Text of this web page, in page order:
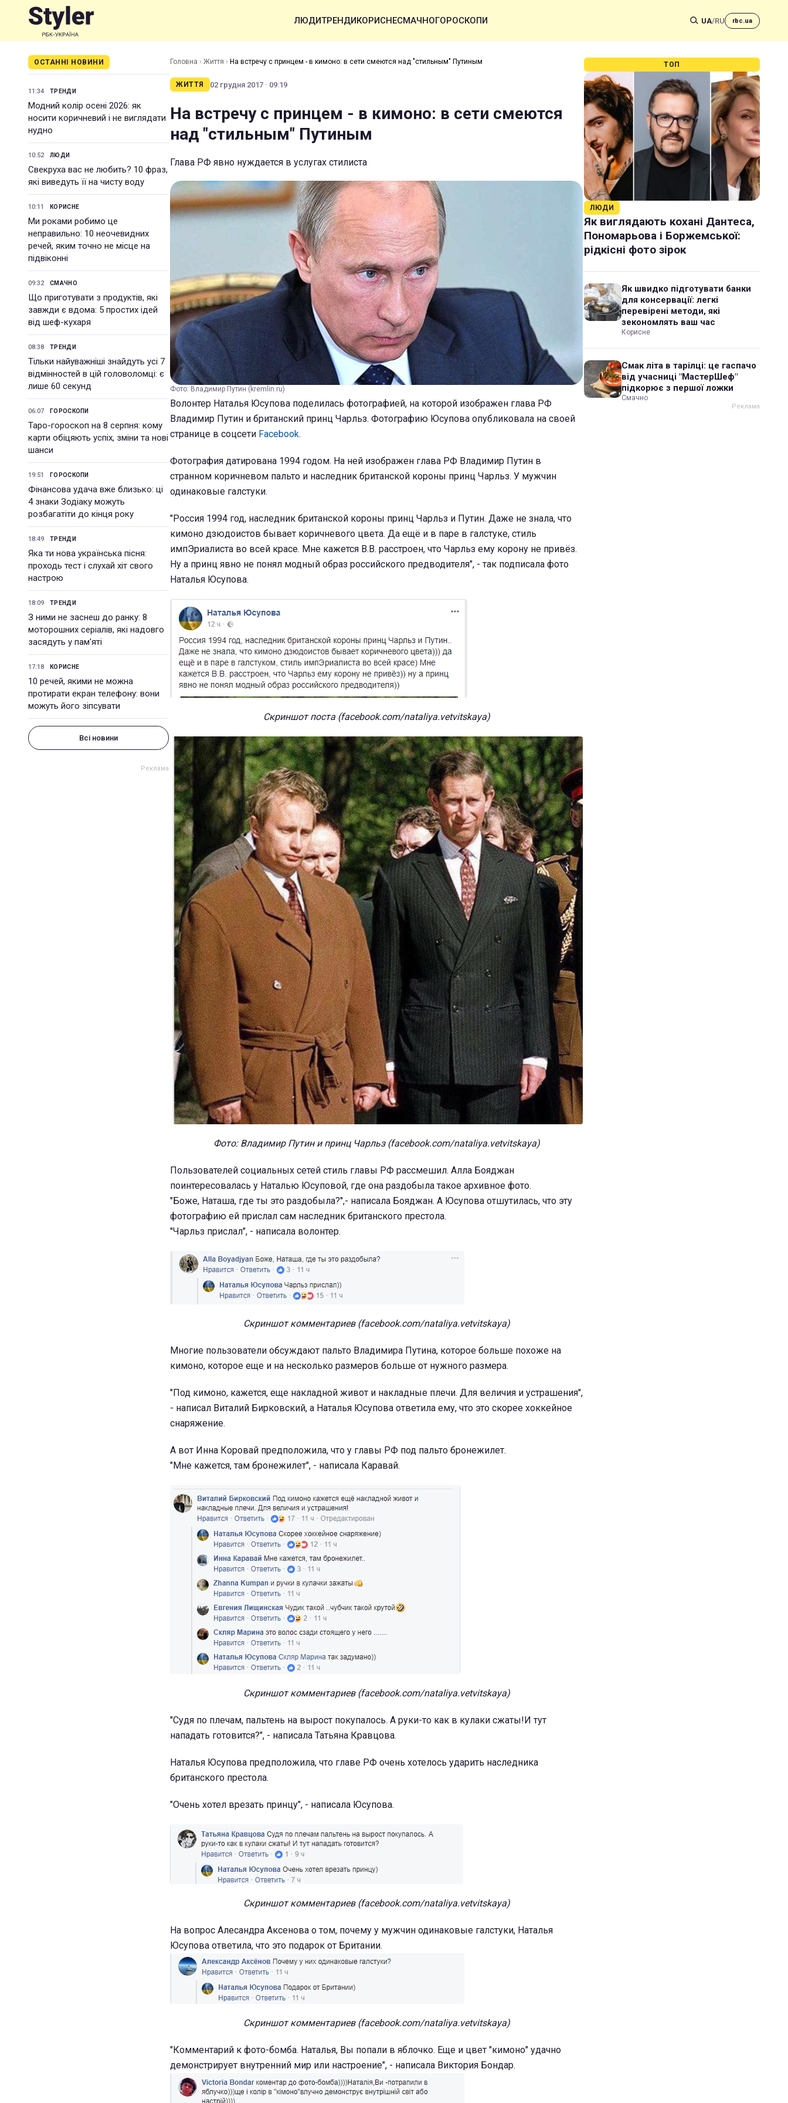
ЛЮДИТРЕНДИКОРИСНЕСМАЧНОГОРОСКОПИ UA/RU rbc.ua
ОСТАННІ НОВИНИ
11:34 ТРЕНДИ
Модний колір осені 2026: як
носити коричневий і не виглядати
нудно
10:52 ЛЮДИ
Свекруха вас не любить? 10 фраз,
які виведуть її на чисту воду
10:11 КОРИСНЕ
Ми роками робимо це
неправильно: 10 неочевидних
речей, яким точно не місце на
підвіконні
09:32 СМАЧНО
Що приготувати з продуктів, які
завжди є вдома: 5 простих ідей
від шеф-кухаря
08:38 ТРЕНДИ
Тільки найуважніші знайдуть усі 7
відмінностей в цій головоломці: є
лише 60 секунд
06:07 ГОРОСКОПИ
Таро-гороскоп на 8 серпня: кому
карти обіцяють успіх, зміни та нові
шанси
19:51 ГОРОСКОПИ
Фінансова удача вже близько: ці
4 знаки Зодіаку можуть
розбагатіти до кінця року
18:49 ТРЕНДИ
Яка ти нова українська пісня:
проходь тест і слухай хіт свого
настрою
18:09 ТРЕНДИ
З ними не заснеш до ранку: 8
моторошних серіалів, які надовго
засядуть у пам'яті
17:18 КОРИСНЕ
10 речей, якими не можна
протирати екран телефону: вони
можуть його зіпсувати
Всі новини
Головна › Життя › На встречу с принцем - в кимоно: в сети смеются над "стильным" Путиным
ЖИТТЯ 02 грудня 2017 · 09:19
На встречу с принцем - в кимоно: в сети смеются
над "стильным" Путиным
Глава РФ явно нуждается в услугах стилиста
Фото: Владимир Путин (kremlin.ru)
Волонтер Наталья Юсупова поделилась фотографией, на которой изображен глава РФ
Владимир Путин и британский принц Чарльз. Фотографию Юсупова опубликовала на своей
странице в соцсети Facebook.
Фотография датирована 1994 годом. На ней изображен глава РФ Владимир Путин в
странном коричневом пальто и наследник британской короны принц Чарльз. У мужчин
одинаковые галстуки.
"Россия 1994 год, наследник британской короны принц Чарльз и Путин. Даже не знала, что
кимоно дзюдоистов бывает коричневого цвета. Да ещё и в паре в галстуке, стиль
импЭриалиста во всей красе. Мне кажется В.В. расстроен, что Чарльз ему корону не привёз.
Ну а принц явно не понял модный образ российского предводителя", - так подписала фото
Наталья Юсупова.
Скриншот поста (facebook.com/nataliya.vetvitskaya)
Фото: Владимир Путин и принц Чарльз (facebook.com/nataliya.vetvitskaya)
Пользователей социальных сетей стиль главы РФ рассмешил. Алла Бояджан
поинтересовалась у Наталью Юсуповой, где она раздобыла такое архивное фото.
"Боже, Наташа, где ты это раздобыла?",- написала Бояджан. А Юсупова отшутилась, что эту
фотографию ей прислал сам наследник британского престола.
"Чарльз прислал", - написала волонтер.
Скриншот комментариев (facebook.com/nataliya.vetvitskaya)
Многие пользователи обсуждают пальто Владимира Путина, которое больше похоже на
кимоно, которое еще и на несколько размеров больше от нужного размера.
"Под кимоно, кажется, еще накладной живот и накладные плечи. Для величия и устрашения",
- написал Виталий Бирковский, а Наталья Юсупова ответила ему, что это скорее хоккейное
снаряжение.
А вот Инна Коровай предположила, что у главы РФ под пальто бронежилет.
"Мне кажется, там бронежилет", - написала Каравай.
Скриншот комментариев (facebook.com/nataliya.vetvitskaya)
"Судя по плечам, пальтень на вырост покупалось. А руки-то как в кулаки сжаты!И тут
нападать готовится?", - написала Татьяна Кравцова.
Наталья Юсупова предположила, что главе РФ очень хотелось ударить наследника
британского престола.
"Очень хотел врезать принцу", - написала Юсупова.
Скриншот комментариев (facebook.com/nataliya.vetvitskaya)
На вопрос Алесандра Аксенова о том, почему у мужчин одинаковые галстуки, Наталья
Юсупова ответила, что это подарок от Британии.
Скриншот комментариев (facebook.com/nataliya.vetvitskaya)
"Комментарий к фото-бомба. Наталья, Вы попали в яблочко. Еще и цвет "кимоно" удачно
демонстрирует внутренний мир или настроение", - написала Виктория Бондар.
ТОП
ЛЮДИ
Як виглядають кохані Дантеса,
Пономарьова і Боржемської:
рідкісні фото зірок
Як швидко підготувати банки
для консервації: легкі
перевірені методи, які
зекономлять ваш час
Корисне
Смак літа в тарілці: це гаспачо
від учасниці "МастерШеф"
підкорює з першої ложки
Смачно